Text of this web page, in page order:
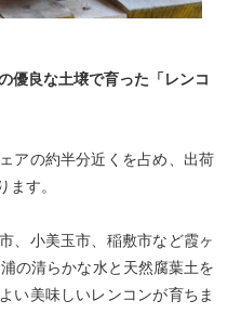
優良な土壌で育った「レンコ
アの約半分近くを占め、出荷
す。
、小美玉市、稲敷市など霞ヶ
の清らかな水と天然腐葉土を
い美味しいレンコンが育ちま